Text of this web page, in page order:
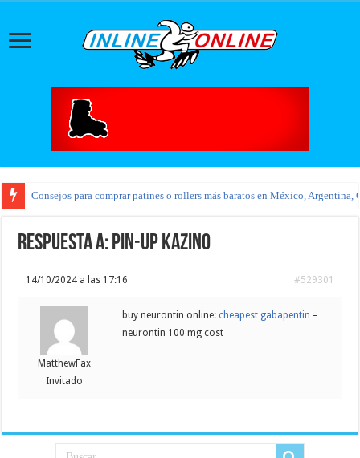
Consejos para comprar patines o rollers más baratos en México, Argentina,
Respuesta a: pin-up kazino
14/10/2024 a las 17:16 #529301
MatthewFax
Invitado
buy neurontin online:cheapest gabapentin –
neurontin 100 mg cost